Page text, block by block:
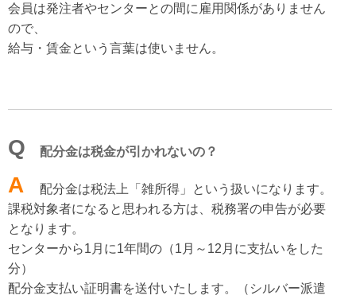
会員は発注者やセンターとの間に雇用関係がありません
ので、
給与・賃金という言葉は使いません。
Q 配分金は税金が引かれないの？
A
配分金は税法上「雑所得」という扱いになります。
課税対象者になると思われる方は、税務署の申告が必要
となります。
センターから1月に1年間の（1月～12月に支払いをした
分）
配分金支払い証明書を送付いたします。（シルバー派遣